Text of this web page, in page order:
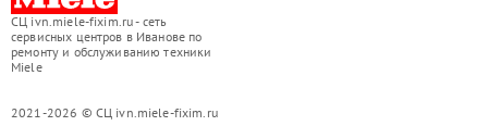
СЦ ivn.miele-fixim.ru - сеть
сервисных центров в Иванове по
ремонту и обслуживанию техники
Miele
2021-2026 © СЦ ivn.miele-fixim.ru